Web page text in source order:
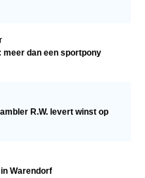
meer dan een sportpony
R.W. levert winst op
Warendorf